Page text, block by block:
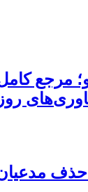
مرجع
روز
جهانی ۲۰۲۶؛ حذف